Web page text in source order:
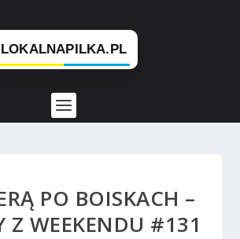
PO BOISKACH –
Z WEEKENDU #131